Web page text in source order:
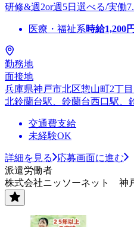
研修&週2or週5日選べる/実働
医療・福祉系時給1,200
勤務地
面接地
兵庫県神戸市北区惣山町2丁目
北鈴蘭台駅、鈴蘭台西口駅、
交通費支給
未経験OK
詳細を見る
応募画面に進む
派遣労働者
株式会社ニッソーネット 神